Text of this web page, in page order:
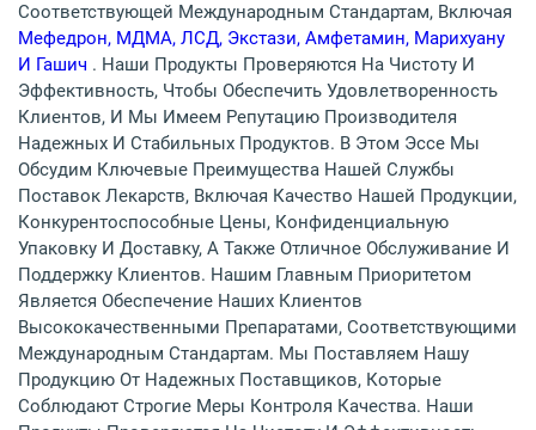
Соответствующей Международным Стандартам, Включая
Мефедрон, МДМА, ЛСД, Экстази, Амфетамин, Марихуану
И Гашич . Наши Продукты Проверяются На Чистоту И
Эффективность, Чтобы Обеспечить Удовлетворенность
Клиентов, И Мы Имеем Репутацию Производителя
Надежных И Стабильных Продуктов. В Этом Эссе Мы
Обсудим Ключевые Преимущества Нашей Службы
Поставок Лекарств, Включая Качество Нашей Продукции,
Конкурентоспособные Цены, Конфиденциальную
Упаковку И Доставку, А Также Отличное Обслуживание И
Поддержку Клиентов. Нашим Главным Приоритетом
Является Обеспечение Наших Клиентов
Высококачественными Препаратами, Соответствующими
Международным Стандартам. Мы Поставляем Нашу
Продукцию От Надежных Поставщиков, Которые
Соблюдают Строгие Меры Контроля Качества. Наши